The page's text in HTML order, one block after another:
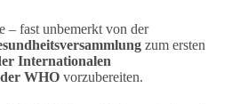
– fast unbemerkt von der
zum ersten
Internationalen
WHO vorzubereiten.